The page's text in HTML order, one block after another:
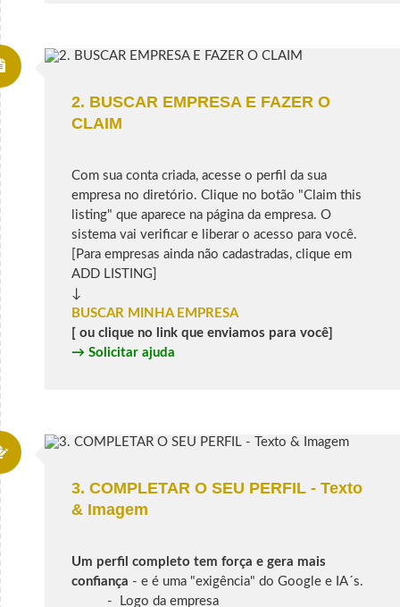
2. BUSCAR EMPRESA E FAZER O
CLAIM
Com sua conta criada, acesse o perfil da sua
empresa no diretório. Clique no botão "Claim this
listing" que aparece na página da empresa. O
sistema vai verificar e liberar o acesso para você.
[Para empresas ainda não cadastradas, clique em
ADD LISTING]
↓
BUSCAR MINHA EMPRESA
[ ou clique no link que enviamos para você]
→ Solicitar ajuda
3. COMPLETAR O SEU PERFIL - Texto
& Imagem
Um perfil completo tem força e gera mais
confiança - e é uma "exigência" do Google e IA´s.
- Logo da empresa